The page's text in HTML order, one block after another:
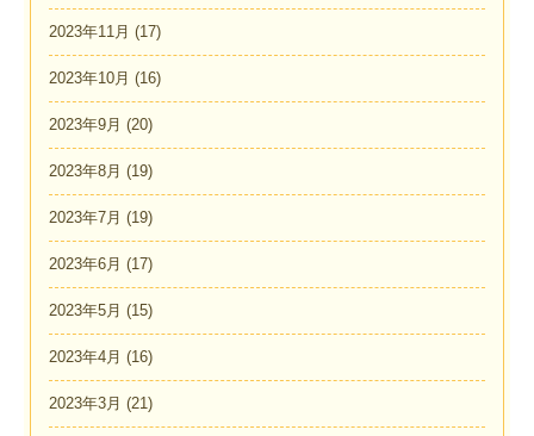
2023年11月 (17)
2023年10月 (16)
2023年9月 (20)
2023年8月 (19)
2023年7月 (19)
2023年6月 (17)
2023年5月 (15)
2023年4月 (16)
2023年3月 (21)